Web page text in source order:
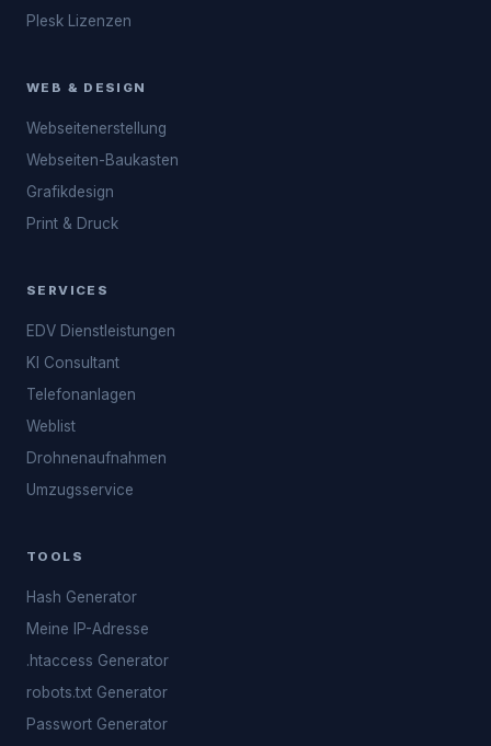
Plesk Lizenzen
WEB & DESIGN
Webseitenerstellung
Webseiten-Baukasten
Grafikdesign
Print & Druck
SERVICES
EDV Dienstleistungen
KI Consultant
Telefonanlagen
Weblist
Drohnenaufnahmen
Umzugsservice
TOOLS
Hash Generator
Meine IP-Adresse
.htaccess Generator
robots.txt Generator
Passwort Generator